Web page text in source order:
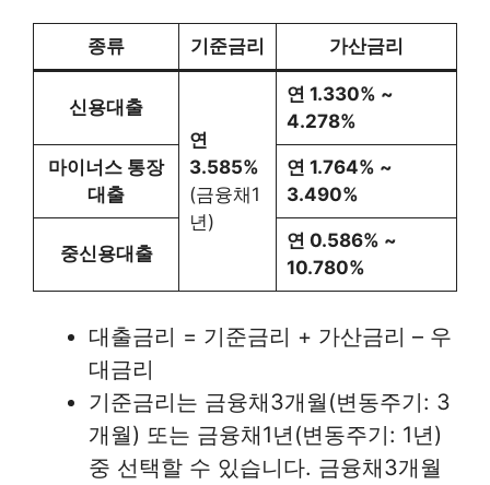
종류 기준금리 가산금리
신용대출
연
3.585%
(금융채1
년)
연 1.330% ~
4.278%
마이너스 통장
대출
연 1.764% ~
3.490%
중신용대출
연 0.586% ~
10.780%
대출금리 = 기준금리 + 가산금리 – 우
대금리
기준금리는 금융채3개월(변동주기: 3
개월) 또는 금융채1년(변동주기: 1년)
중 선택할 수 있습니다. 금융채3개월